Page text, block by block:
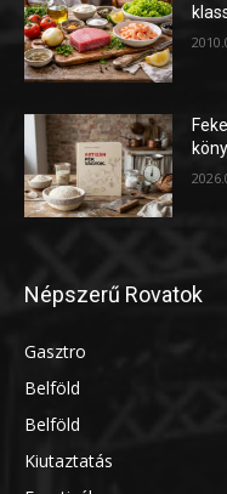
Népszerű Rovatok
Gasztro
Belföld
Belföld
Kiutaztatás